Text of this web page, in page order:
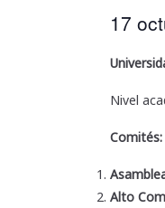
17
Nivel
Comités:
Alto